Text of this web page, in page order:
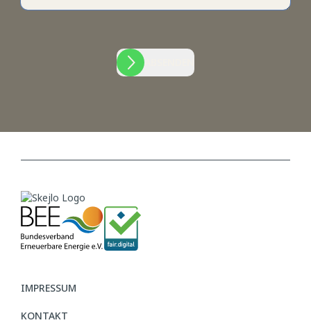
IMPRESSUM
KONTAKT